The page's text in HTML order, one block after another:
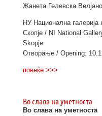
Жанета Гелевска
НУ Национална
Скопје / NI National
Skopje
Отворање / Opening:
повеќе >>>
Во слава на уметноста
Во слава на уметноста